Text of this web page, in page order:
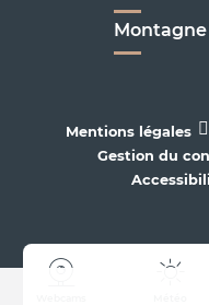
Mentions légales
Gestion du